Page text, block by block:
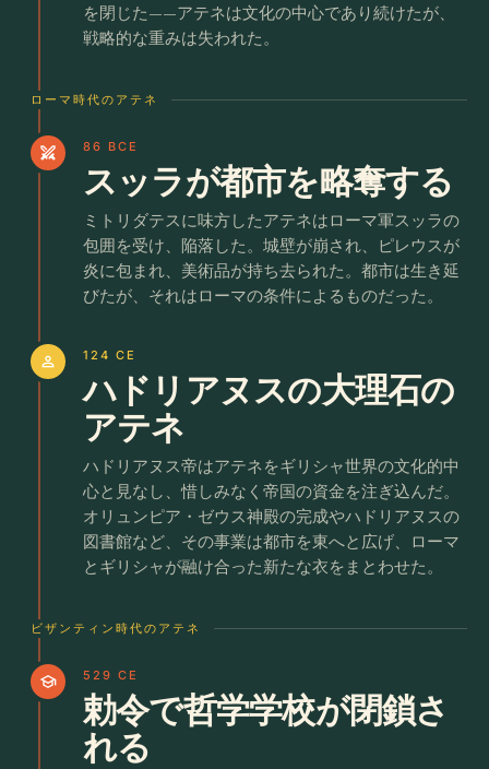
を閉じた——アテネは文化の中心であり続けたが、
戦略的な重みは失われた。
ローマ時代のアテネ
swords 86 BCE
スッラが都市を略奪する
ミトリダテスに味方したアテネはローマ軍スッラの
包囲を受け、陥落した。城壁が崩され、ピレウスが
炎に包まれ、美術品が持ち去られた。都市は生き延
びたが、それはローマの条件によるものだった。
person 124 CE
ハドリアヌスの大理石の
アテネ
ハドリアヌス帝はアテネをギリシャ世界の文化的中
心と見なし、惜しみなく帝国の資金を注ぎ込んだ。
オリュンピア・ゼウス神殿の完成やハドリアヌスの
図書館など、その事業は都市を東へと広げ、ローマ
とギリシャが融け合った新たな衣をまとわせた。
ビザンティン時代のアテネ
school 529 CE
勅令で哲学学校が閉鎖さ
れる